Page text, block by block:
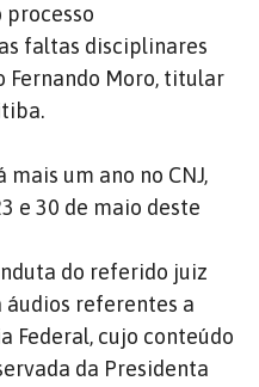
processo
faltas disciplinares
Fernando Moro, titular
um ano no CNJ,
e 30 de maio deste
do referido juiz
referentes a
Federal, cujo conteúdo
da Presidenta